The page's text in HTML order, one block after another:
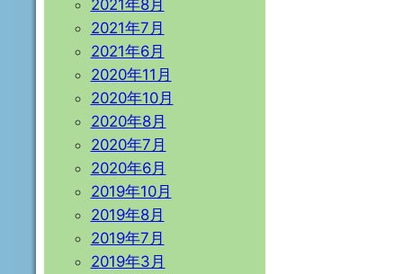
2021年8月
2021年7月
2021年6月
2020年11月
2020年10月
2020年8月
2020年7月
2020年6月
2019年10月
2019年8月
2019年7月
2019年3月